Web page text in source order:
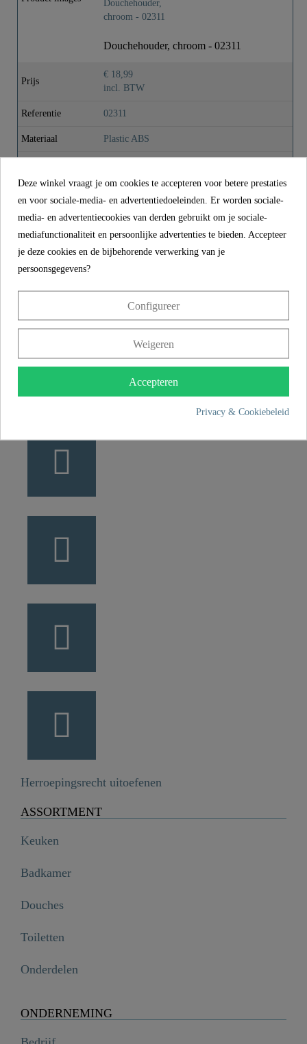
0,0 Kg
Douchehouder, chroom - 02311
Prijs
€ 18,99
incl. BTW
Referentie 02311
Materiaal Plastic ABS
Gewicht 0,0 kg
CONTACT
Franz Joseph Schütte GmbH
+49 5407 8707 777
Herroepingsrecht uitoefenen
ASSORTMENT
Keuken
Badkamer
Douches
Toiletten
Onderdelen
ONDERNEMING
Deze winkel vraagt je om cookies te accepteren voor betere prestaties
en voor sociale-media- en advertentiedoeleinden. Er worden sociale-
media- en advertentiecookies van derden gebruikt om je sociale-
mediafunctionaliteit en persoonlijke advertenties te bieden. Accepteer
je deze cookies en de bijbehorende verwerking van je
persoonsgegevens?
Configureer
Weigeren
Accepteren
Privacy & Cookiebeleid